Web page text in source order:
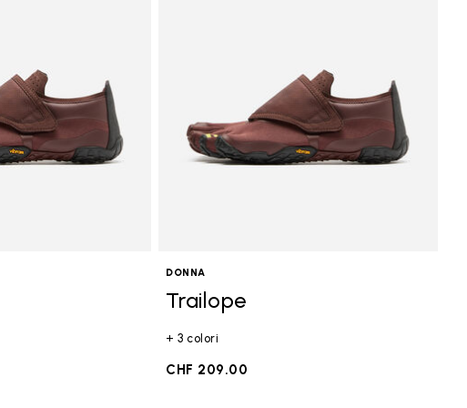
DONNA
Trailope
+ 3 colori
CHF 209.00